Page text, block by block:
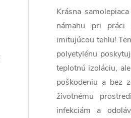
Krásna
námahu pri práci
imitujúcou tehlu!
polyetylénu
teplotnú izoláciu,
poškodeniu a bez
životnému
infekciám a